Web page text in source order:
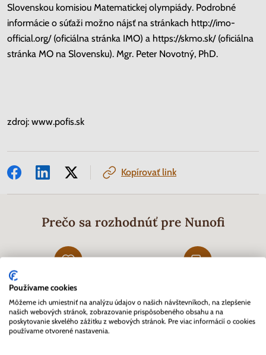
Slovenskou komisiou Matematickej olympiády. Podrobné
informácie o súťaži možno nájsť na stránkach http://imo-
official.org/ (oficiálna stránka IMO) a https://skmo.sk/ (oficiálna
stránka MO na Slovensku). Mgr. Peter Novotný, PhD.
zdroj: www.pofis.sk
Kopírovať link
Prečo sa rozhodnúť pre Nunofi
Prvý profesionálny eshop
pre zberateľov na Slovensku
založený v roku 2007
vybavených objednávok
Používame cookies
Môžeme ich umiestniť na analýzu údajov o našich návštevníkoch, na zlepšenie
našich webových stránok, zobrazovanie prispôsobeného obsahu a na
poskytovanie skvelého zážitku z webových stránok. Pre viac informácií o cookies
používame otvorené nastavenia.